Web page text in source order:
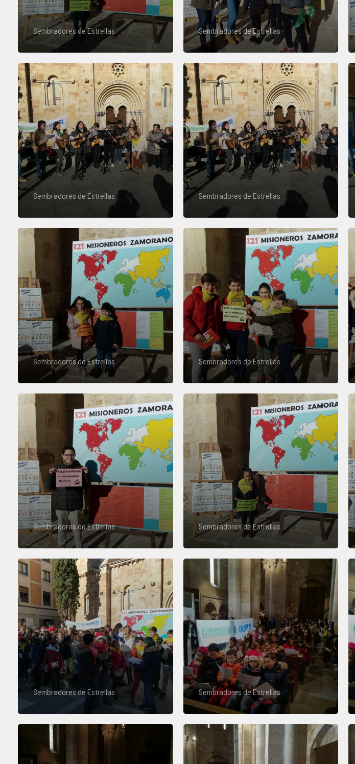
Sembradores de Estrellas Sembradores de Estrellas
Sembradores de Estrellas Sembradores de Estrellas
Sembradores de Estrellas Sembradores de Estrellas
Sembradores de Estrellas Sembradores de Estrellas
Sembradores de Estrellas Sembradores de Estrellas